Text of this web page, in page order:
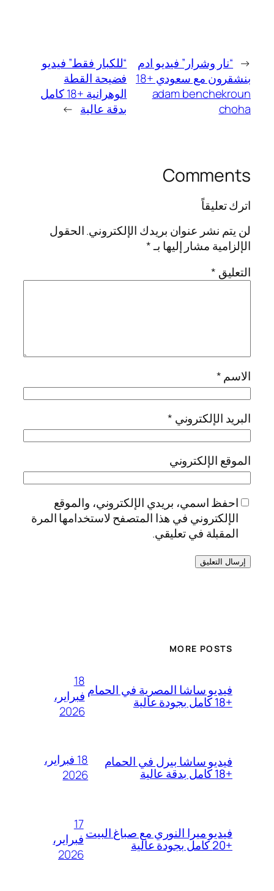
← “نار وشرار” فيديو ادم
بنشقرون مع سعودي +18
adam benchekroun
choha
“للكبار فقط” فيديو
فضيحة القطة
الوهرانية +18 كامل
بدقة عالية →
Comments
اترك تعليقاً
لن يتم نشر عنوان بريدك الإلكتروني.الحقول
الإلزامية مشار إليها بـ*
التعليق *
الاسم*
البريد الإلكتروني *
الموقع الإلكتروني
احفظ اسمي، بريدي الإلكتروني، والموقع
الإلكتروني في هذا المتصفح لاستخدامها المرة
المقبلة في تعليقي.
MORE POSTS
فيديو ساشا المصرية في الحمام
+18 كامل بجودة عالية
18
فبراير،
2026
فيديو ساشا بيرل في الحمام
+18 كامل بدقة عالية
18 فبراير،
2026
فيديو ميرا النوري مع صباغ البيت
+20 كامل بجودة عالية
17
فبراير،
2026